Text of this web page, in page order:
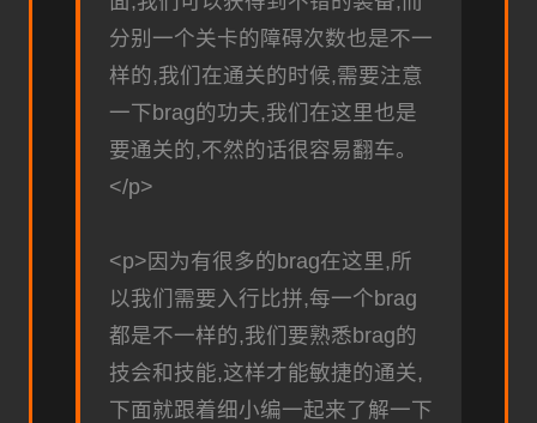
分别一个关卡的障碍次数也是不一
样的,我们在通关的时候,需要注意
一下brag的功夫,我们在这里也是
要通关的,不然的话很容易翻车。
</p>
<p>因为有很多的brag在这里,所
以我们需要入行比拼,每一个brag
都是不一样的,我们要熟悉brag的
技会和技能,这样才能敏捷的通关,
下面就跟着细小编一起来了解一下